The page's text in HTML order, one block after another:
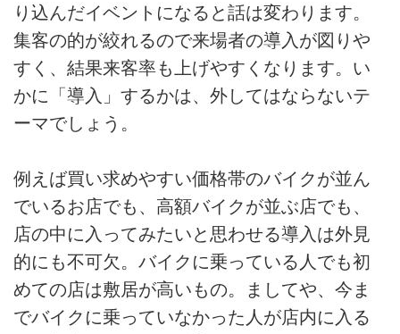
り込んだイベントになると話は変わります。
集客の的が絞れるので来場者の導入が図りや
すく、結果来客率も上げやすくなります。い
かに「導入」するかは、外してはならないテ
ーマでしょう。
例えば買い求めやすい価格帯のバイクが並ん
でいるお店でも、高額バイクが並ぶ店でも、
店の中に入ってみたいと思わせる導入は外見
的にも不可欠。バイクに乗っている人でも初
めての店は敷居が高いもの。ましてや、今ま
でバイクに乗っていなかった人が店内に入る